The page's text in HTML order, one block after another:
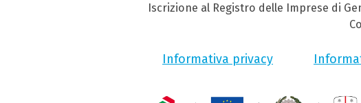
Iscrizione al Registro delle Imprese di
Informativa privacy